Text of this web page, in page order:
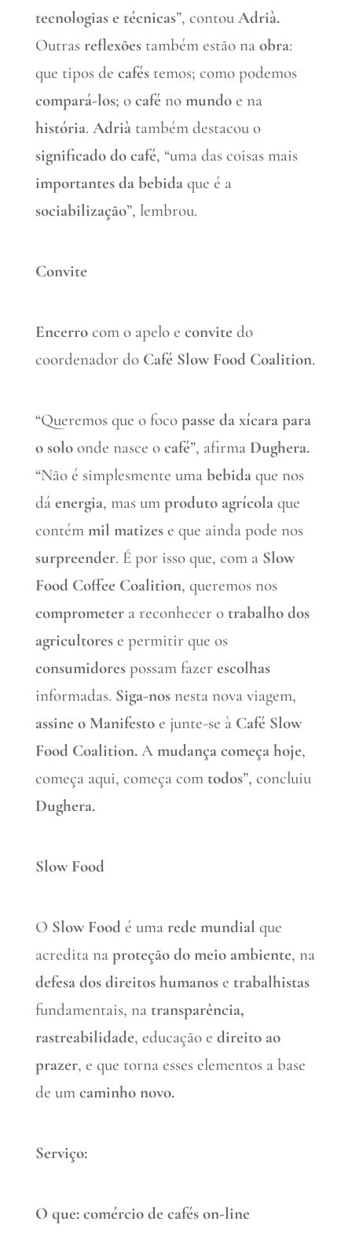
tecnologias e técnicas”, contou Adrià.
Outras reflexõestambém estão na obra:
que tipos de caféstemos; como podemos
compará-los; o café no mundoe na
história. Adriàtambém destacou o
significado do café, “uma das coisas mais
importantes da bebidaque é a
sociabilização”, lembrou.
Convite
Encerrocom o apelo e convite do
coordenador do Café Slow Food Coalition.
“Queremos que o foco passe da xícara para
o soloonde nasce o café”, afirma Dughera.
“Não é simplesmente uma bebidaque nos
dá energia, mas um produto agrícolaque
contém mil matizese que ainda pode nos
surpreender. É por isso que, com a Slow
Food Coffee Coalition, queremos nos
comprometera reconhecer o trabalho dos
agricultorese permitir que os
consumidorespossam fazer escolhas
informadas. Siga-nosnesta nova viagem,
assine o Manifestoe junte-se à Café Slow
Food Coalition.A mudança começa hoje,
começa aqui, começa com todos”, concluiu
Dughera.
Slow Food
O Slow Foodé uma rede mundial que
acredita na proteção do meio ambiente, na
defesa dos direitos humanose trabalhistas
fundamentais, na transparência,
rastreabilidade, educação e direito ao
prazer, e que torna esses elementos a base
de um caminho novo.
Serviço:
O que: comércio de cafés on-line